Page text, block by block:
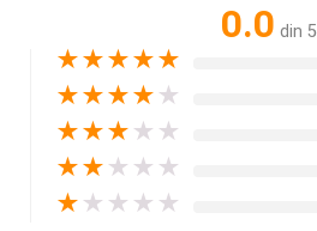
0.0 din 5
★★★★★
★★★★ ★
★★★ ★ ★
★★ ★ ★ ★
★ ★ ★ ★ ★